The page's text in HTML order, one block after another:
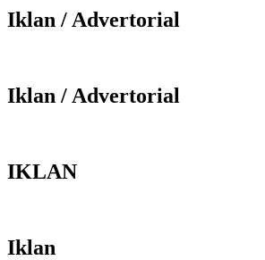
Iklan / Advertorial
Iklan / Advertorial
IKLAN
Iklan